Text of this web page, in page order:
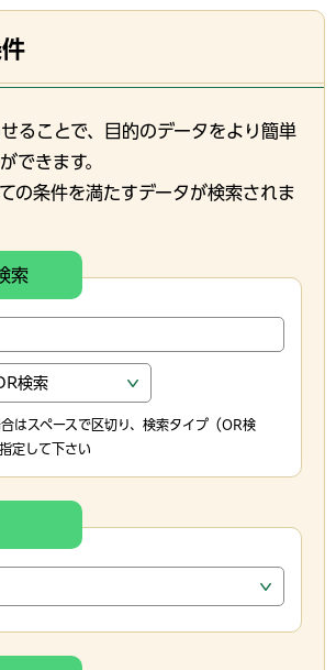
ることで、目的のデータをより簡単
できます。
の条件を満たすデータが検索されま
索
はスペースで区切り、検索タイプ（OR検
定して下さい